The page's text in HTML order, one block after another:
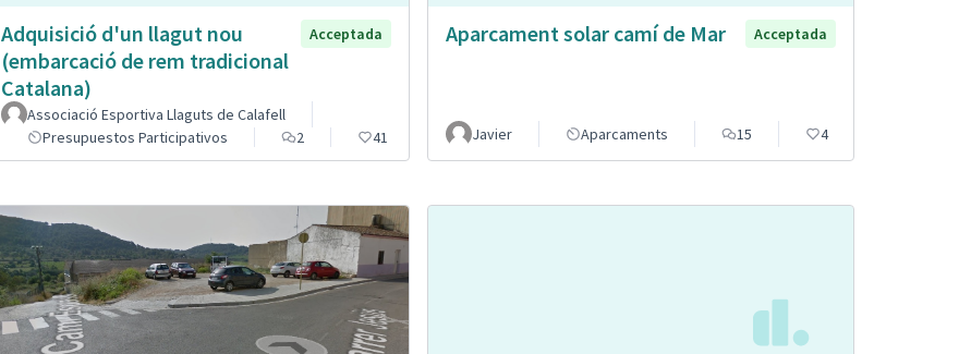
Adquisició d'un llagut nou
(embarcació de rem tradicional
Catalana)
Acceptada
Associació Esportiva Llaguts de Calafell
Presupuestos Participativos
2 41
Aparcament solar camí de Mar Acceptada
Javier Aparcaments 15 4